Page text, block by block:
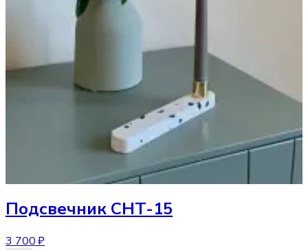
Подсвечник CHT-15
3 700 ₽